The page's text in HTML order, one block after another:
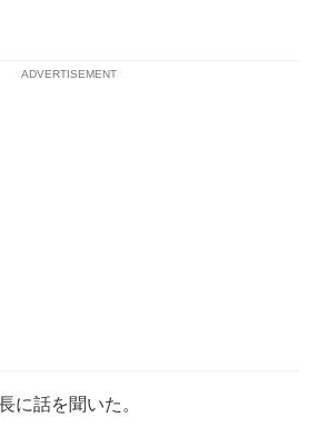
ADVERTISEMENT
に話を聞いた。